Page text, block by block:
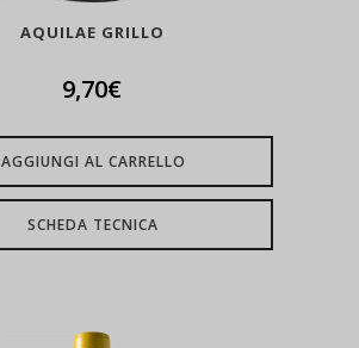
AQUILAE GRILLO
9,70€
AGGIUNGI AL CARRELLO
SCHEDA TECNICA